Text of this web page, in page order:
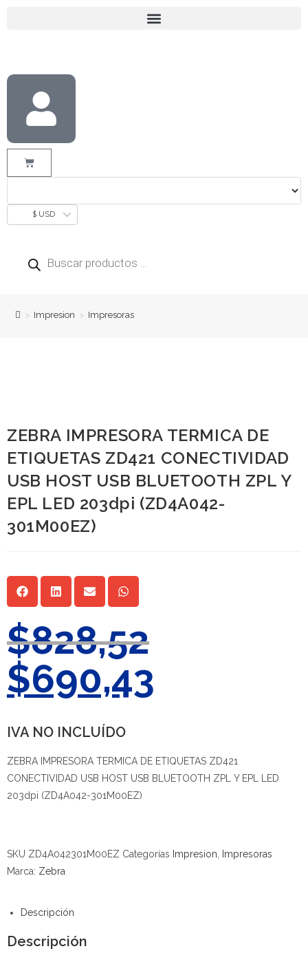
$ USD
> Impresion > Impresoras
ZEBRA IMPRESORA TERMICA DE
ETIQUETAS ZD421 CONECTIVIDAD
USB HOST USB BLUETOOTH ZPL Y
EPL LED 203dpi (ZD4A042-
301M00EZ)
$828,52
$690,43
IVA NO INCLUÍDO
ZEBRA IMPRESORA TERMICA DE ETIQUETAS ZD421
CONECTIVIDAD USB HOST USB BLUETOOTH ZPL Y EPL LED
203dpi (ZD4A042-301M00EZ)
SKU ZD4A042301M00EZ Categorías Impresion
Impresoras
Marca: Zebra
Descripción
Descripción